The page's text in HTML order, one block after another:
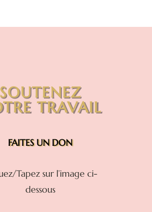
SOUTENEZ
TRAVAIL
FAITES UN DON
Tapez sur l’image ci-
dessous